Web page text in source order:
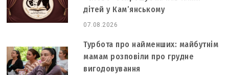
дітей у Кам’янському
07.08.2026
Турбота про найменших: майбутнім
мамам розповіли про грудне
вигодовування